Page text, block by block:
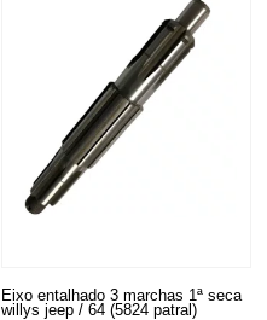
Eixo entalhado 3 marchas 1ª seca
willys jeep / 64 (5824 patral)